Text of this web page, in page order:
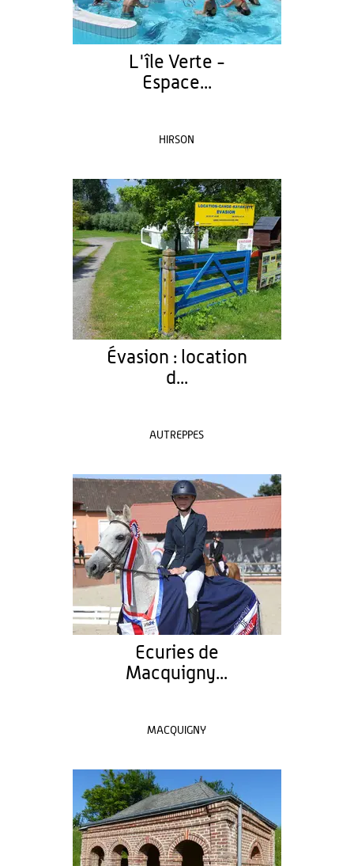
L'île Verte -
Espace...
HIRSON
Évasion : location
d...
AUTREPPES
Ecuries de
Macquigny...
MACQUIGNY